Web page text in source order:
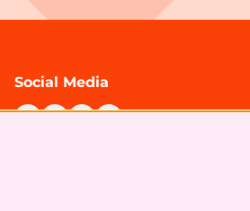
Social Media